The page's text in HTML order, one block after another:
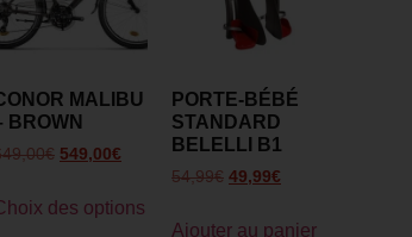
MALIBU
BROWN
€ 549,00€
des options
PORTE-BÉBÉ
STANDARD
BELELLI B1
54,99€ 49,99€
Ajouter au panier